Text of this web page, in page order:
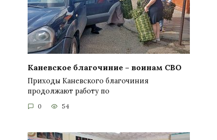
Каневское благочиние – воинам СВО
Приходы Каневского благочиния
продолжают работу по
0 54